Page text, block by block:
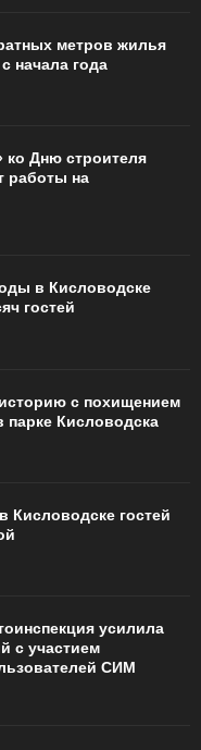
метров жилья
начала года
ко Дню строителя
работы на
в Кисловодске
гостей
с похищением
парке Кисловодска
Кисловодске гостей
усилила
с участием
СИМ